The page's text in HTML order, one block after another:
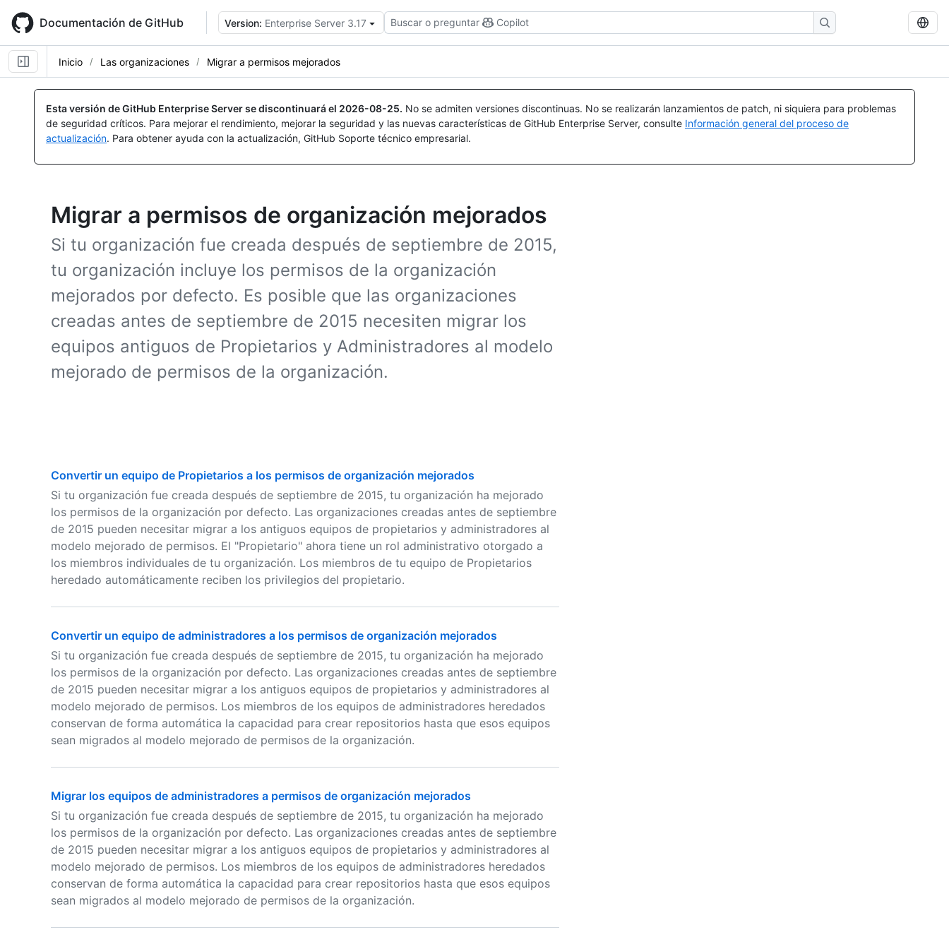
main
content
Documentación de GitHub Version: Enterprise Server 3.17 Buscar o preguntar Copilot
Inicio Las organizaciones Migrar a permisos mejorados
Esta versión de GitHub Enterprise Server se discontinuará el 2026-08-25. No se admiten versiones discontinuas. No se realizarán lanzamientos de patch, ni siquiera para problemas
de seguridad críticos. Para mejorar el rendimiento, mejorar la seguridad y las nuevas características de GitHub Enterprise Server, consulte Información general del proceso de
actualización. Para obtener ayuda con la actualización, GitHub Soporte técnico empresarial.
Migrar a permisos de organización mejorados
Si tu organización fue creada después de septiembre de 2015,
tu organización incluye los permisos de la organización
mejorados por defecto. Es posible que las organizaciones
creadas antes de septiembre de 2015 necesiten migrar los
equipos antiguos de Propietarios y Administradores al modelo
mejorado de permisos de la organización.
Convertir un equipo de Propietarios a los permisos de organización mejorados
Si tu organización fue creada después de septiembre de 2015, tu organización ha mejorado
los permisos de la organización por defecto. Las organizaciones creadas antes de septiembre
de 2015 pueden necesitar migrar a los antiguos equipos de propietarios y administradores al
modelo mejorado de permisos. El "Propietario" ahora tiene un rol administrativo otorgado a
los miembros individuales de tu organización. Los miembros de tu equipo de Propietarios
heredado automáticamente reciben los privilegios del propietario.
Convertir un equipo de administradores a los permisos de organización mejorados
Si tu organización fue creada después de septiembre de 2015, tu organización ha mejorado
los permisos de la organización por defecto. Las organizaciones creadas antes de septiembre
de 2015 pueden necesitar migrar a los antiguos equipos de propietarios y administradores al
modelo mejorado de permisos. Los miembros de los equipos de administradores heredados
conservan de forma automática la capacidad para crear repositorios hasta que esos equipos
sean migrados al modelo mejorado de permisos de la organización.
Migrar los equipos de administradores a permisos de organización mejorados
Si tu organización fue creada después de septiembre de 2015, tu organización ha mejorado
los permisos de la organización por defecto. Las organizaciones creadas antes de septiembre
de 2015 pueden necesitar migrar a los antiguos equipos de propietarios y administradores al
modelo mejorado de permisos. Los miembros de los equipos de administradores heredados
conservan de forma automática la capacidad para crear repositorios hasta que esos equipos
sean migrados al modelo mejorado de permisos de la organización.